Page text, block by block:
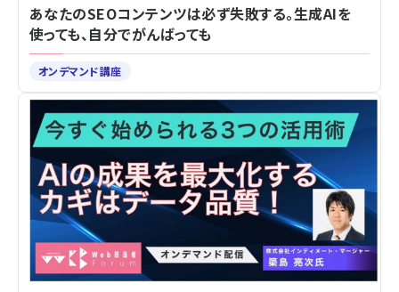
あなたのSEOコンテンツは必ず失敗する。生成AIを
使っても、自分でがんばっても
オンデマンド講座